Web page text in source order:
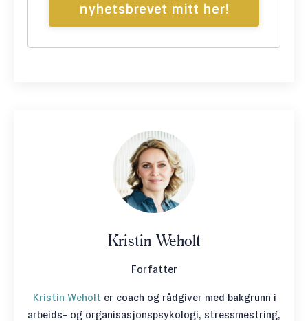
nyhetsbrevet mitt her!
Kristin Weholt
Forfatter
Kristin Weholt er coach og rådgiver med bakgrunn i
arbeids- og organisasjonspsykologi, stressmestring,